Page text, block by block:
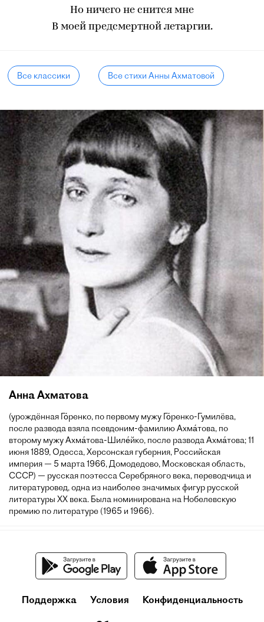
Но ничего не снится мне
В моей предсмертной летаргии.
Все классики Все стихи Анны Ахматовой
Анна Ахматова
(урождённая Го́ренко, по первому мужу Го́ренко-Гумилёва,
после развода взяла псевдоним-фамилию Ахма́това, по
второму мужу Ахма́това-Шиле́йко, после развода Ахма́това; 11
июня 1889, Одесса, Херсонская губерния, Российская
империя — 5 марта 1966, Домодедово, Московская область,
СССР) — русская поэтесса Серебряного века, переводчица и
литературовед, одна из наиболее значимых фигур русской
литературы XX века. Была номинирована на Нобелевскую
премию по литературе (1965 и 1966).
Поддержка Условия Конфиденциальность